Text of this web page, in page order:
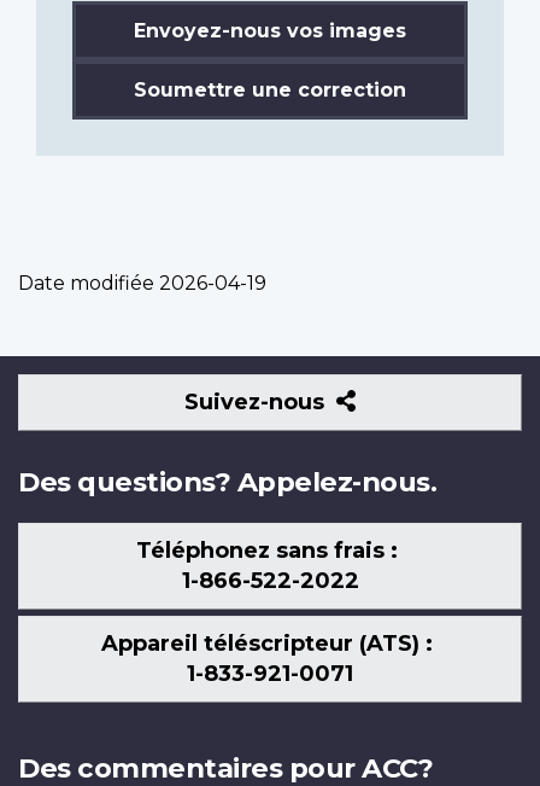
Envoyez-nous vos images
Soumettre une correction
Date modifiée 2026-04-19
Suivez-nous
Suivez-
nous
Des questions? Appelez-nous.
Téléphonez sans frais :
1-866-522-2022
Appareil téléscripteur (ATS) :
1-833-921-0071
Des commentaires pour ACC?